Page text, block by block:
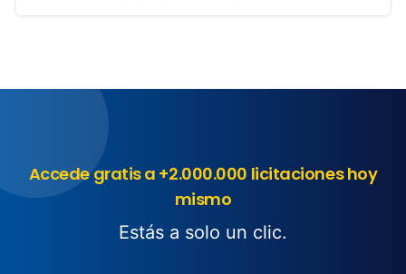
Accede gratis a +2.000.000 licitaciones hoy
mismo
Estás a solo un clic.